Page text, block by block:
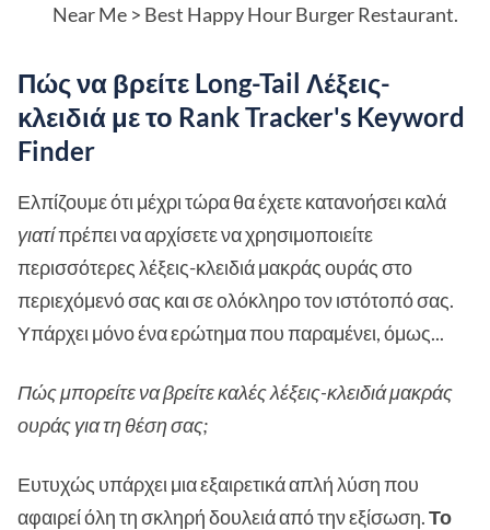
Near Me > Best Happy Hour Burger Restaurant.
Πώς να βρείτε Long-Tail Λέξεις-
κλειδιά με το Rank Tracker's Keyword
Finder
Ελπίζουμε ότι μέχρι τώρα θα έχετε κατανοήσει καλά
γιατίπρέπει να αρχίσετε να χρησιμοποιείτε
περισσότερες λέξεις-κλειδιά μακράς ουράς στο
περιεχόμενό σας και σε ολόκληρο τον ιστότοπό σας.
Υπάρχει μόνο ένα ερώτημα που παραμένει, όμως...
Πώς μπορείτε να βρείτε καλές λέξεις-κλειδιά μακράς
ουράς για τη θέση σας;
Ευτυχώς υπάρχει μια εξαιρετικά απλή λύση που
αφαιρεί όλη τη σκληρή δουλειά από την εξίσωση.Το